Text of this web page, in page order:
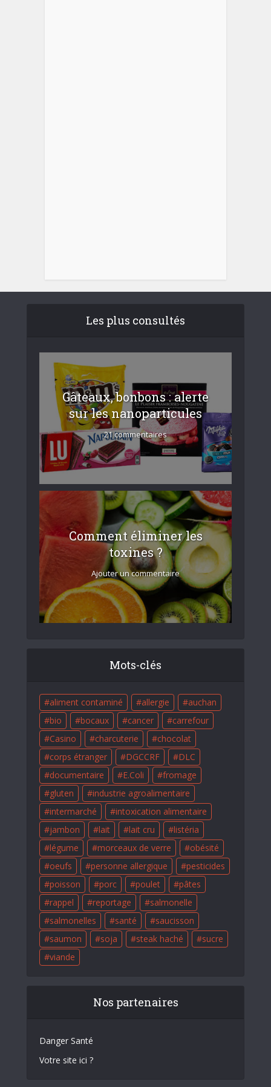
Les plus consultés
Gâteaux, bonbons : alerte
sur les nanoparticules
21 commentaires
Comment éliminer les
toxines ?
Ajouter un commentaire
Mots-clés
aliment contaminé allergie
auchan
bio
bocaux cancer
carrefour
Casino
charcuterie
chocolat
corps étranger
DGCCRF
DLC
documentaire
E.Coli
fromage
gluten
industrie agroalimentaire
intermarché
intoxication alimentaire
jambon
lait lait cru
listéria
légume
morceaux de verre
obésité
oeufs
personne allergique
pesticides
poisson
porc poulet
pâtes
rappel
reportage
salmonelle
salmonelles
santé
saucisson
saumon
soja steak haché
sucre
viande
Nos partenaires
Danger Santé
Votre site ici ?